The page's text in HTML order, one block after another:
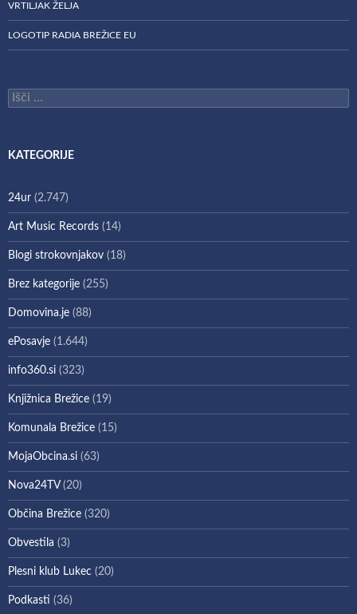
VRTILJAK ŽELJA
LOGOTIP RADIA BREŽICE EU
Išči:
KATEGORIJE
24ur (2.747)
Art Music Records (14)
Blogi strokovnjakov (18)
Brez kategorije (255)
Domovina.je (88)
ePosavje (1.644)
info360.si (323)
Knjižnica Brežice (19)
Komunala Brežice (15)
MojaObcina.si (63)
Nova24TV(20)
Občina Brežice (320)
Obvestila (3)
Plesni klub Lukec (20)
Podkasti (36)